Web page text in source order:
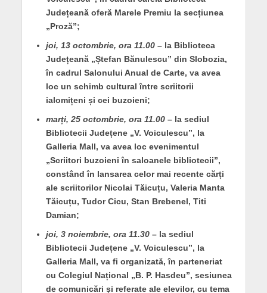
Județeană oferă Marele Premiu la secțiunea
„Proză”;
joi, 13 octombrie, ora 11.00– la Biblioteca
Județeană „Ștefan Bănulescu” din Slobozia,
în cadrul Salonului Anual de Carte, va avea
loc un schimb cultural între scriitorii
ialomițeni și cei buzoieni;
marți, 25 octombrie, ora 11.00– la sediul
Bibliotecii Județene „V. Voiculescu”, la
Galleria Mall, va avea loc evenimentul
„Scriitori buzoieni în saloanele bibliotecii”,
constând în lansarea celor mai recente cărți
ale scriitorilor Nicolai Tăicuțu, Valeria Manta
Tăicuțu, Tudor Cicu, Stan Brebenel, Titi
Damian;
joi, 3 noiembrie, ora 11.30– la sediul
Bibliotecii Județene „V. Voiculescu”, la
Galleria Mall, va fi organizată, în parteneriat
cu Colegiul Național „B. P. Hasdeu”, sesiunea
de comunicări și referate ale elevilor, cu tema